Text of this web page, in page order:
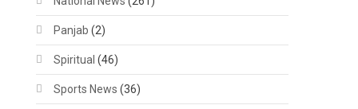
Panjab (2)
Spiritual (46)
Sports News (36)